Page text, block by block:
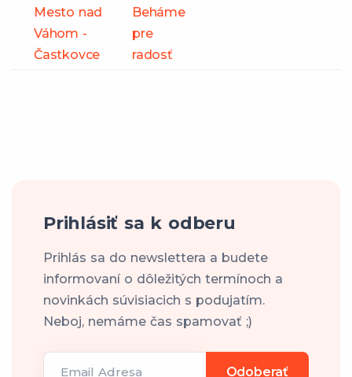
Mesto nad
Váhom -
Častkovce
Beháme
pre
radosť
Prihlásiť sa k odberu
Prihlás sa do newslettera a budete
informovaní o dôležitých termínoch a
novinkách súvisiacich s podujatím.
Neboj, nemáme čas spamovať ;)
Email Adresa Odoberať